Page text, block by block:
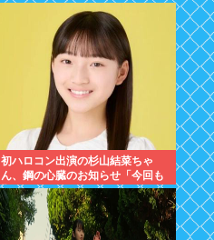
初ハロコン出演の杉山結菜ちゃ
ん、鋼の心臓のお知らせ「今回も
緊張してません」